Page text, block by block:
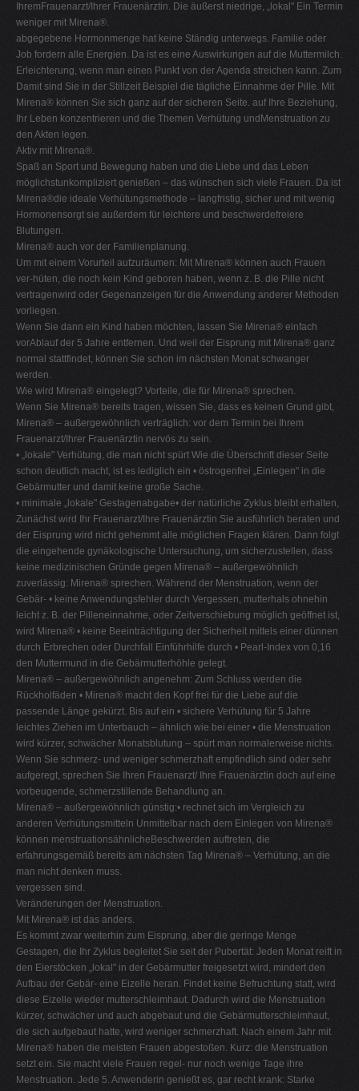
IhremFrauenarzt/Ihrer Frauenärztin. Die äußerst niedrige, „lokal" Ein Termin
weniger mit Mirena®.
abgegebene Hormonmenge hat keine Ständig unterwegs. Familie oder
Job fordern alle Energien. Da ist es eine Auswirkungen auf die Muttermilch.
Erleichterung, wenn man einen Punkt von der Agenda streichen kann. Zum
Damit sind Sie in der Stillzeit Beispiel die tägliche Einnahme der Pille. Mit
Mirena® können Sie sich ganz auf der sicheren Seite. auf Ihre Beziehung,
Ihr Leben konzentrieren und die Themen Verhütung undMenstruation zu
den Akten legen.
Aktiv mit Mirena®.
Spaß an Sport und Bewegung haben und die Liebe und das Leben
möglichstunkompliziert genießen – das wünschen sich viele Frauen. Da ist
Mirena®die ideale Verhütungsmethode – langfristig, sicher und mit wenig
Hormonensorgt sie außerdem für leichtere und beschwerdefreiere
Blutungen.
Mirena® auch vor der Familienplanung.
Um mit einem Vorurteil aufzuräumen: Mit Mirena® können auch Frauen
ver-hüten, die noch kein Kind geboren haben, wenn z. B. die Pille nicht
vertragenwird oder Gegenanzeigen für die Anwendung anderer Methoden
vorliegen.
Wenn Sie dann ein Kind haben möchten, lassen Sie Mirena® einfach
vorAblauf der 5 Jahre entfernen. Und weil der Eisprung mit Mirena® ganz
normal stattfindet, können Sie schon im nächsten Monat schwanger
werden.
Wie wird Mirena® eingelegt? Vorteile, die für Mirena® sprechen.
Wenn Sie Mirena® bereits tragen, wissen Sie, dass es keinen Grund gibt,
Mirena® – außergewöhnlich verträglich: vor dem Termin bei Ihrem
Frauenarzt/Ihrer Frauenärztin nervös zu sein.
• „lokale" Verhütung, die man nicht spürt Wie die Überschrift dieser Seite
schon deutlich macht, ist es lediglich ein • östrogenfrei „Einlegen" in die
Gebärmutter und damit keine große Sache.
• minimale „lokale" Gestagenabgabe• der natürliche Zyklus bleibt erhalten,
Zunächst wird Ihr Frauenarzt/Ihre Frauenärztin Sie ausführlich beraten und
der Eisprung wird nicht gehemmt alle möglichen Fragen klären. Dann folgt
die eingehende gynäkologische Untersuchung, um sicherzustellen, dass
keine medizinischen Gründe gegen Mirena® – außergewöhnlich
zuverlässig: Mirena® sprechen. Während der Menstruation, wenn der
Gebär- • keine Anwendungsfehler durch Vergessen, mutterhals ohnehin
leicht z. B. der Pilleneinnahme, oder Zeitverschiebung möglich geöffnet ist,
wird Mirena® • keine Beeinträchtigung der Sicherheit mittels einer dünnen
durch Erbrechen oder Durchfall Einführhilfe durch • Pearl-Index von 0,16
den Muttermund in die Gebärmutterhöhle gelegt.
Mirena® – außergewöhnlich angenehm: Zum Schluss werden die
Rückholfäden • Mirena® macht den Kopf frei für die Liebe auf die
passende Länge gekürzt. Bis auf ein • sichere Verhütung für 5 Jahre
leichtes Ziehen im Unterbauch – ähnlich wie bei einer • die Menstruation
wird kürzer, schwächer Monatsblutung – spürt man normalerweise nichts.
Wenn Sie schmerz- und weniger schmerzhaft empfindlich sind oder sehr
aufgeregt, sprechen Sie Ihren Frauenarzt/ Ihre Frauenärztin doch auf eine
vorbeugende, schmerzstillende Behandlung an.
Mirena® – außergewöhnlich günstig:• rechnet sich im Vergleich zu
anderen Verhütungsmitteln Unmittelbar nach dem Einlegen von Mirena®
können menstruationsähnlicheBeschwerden auftreten, die
erfahrungsgemäß bereits am nächsten Tag Mirena® – Verhütung, an die
man nicht denken muss.
vergessen sind.
Veränderungen der Menstruation.
Mit Mirena® ist das anders.
Es kommt zwar weiterhin zum Eisprung, aber die geringe Menge
Gestagen, die Ihr Zyklus begleitet Sie seit der Pubertät: Jeden Monat reift in
den Eierstöcken „lokal" in der Gebärmutter freigesetzt wird, mindert den
Aufbau der Gebär- eine Eizelle heran. Findet keine Befruchtung statt, wird
diese Eizelle wieder mutterschleimhaut. Dadurch wird die Menstruation
kürzer, schwächer und auch abgebaut und die Gebärmutterschleimhaut,
die sich aufgebaut hatte, wird weniger schmerzhaft. Nach einem Jahr mit
Mirena® haben die meisten Frauen abgestoßen. Kurz: die Menstruation
setzt ein. Sie macht viele Frauen regel- nur noch wenige Tage ihre
Menstruation. Jede 5. Anwenderin genießt es, gar recht krank: Starke